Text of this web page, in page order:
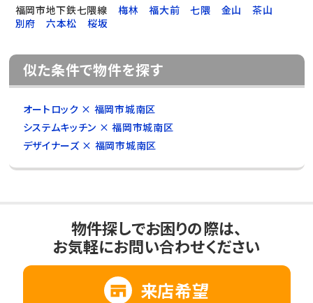
福岡市地下鉄七隈線
梅林 福大前 七隈 金山
茶山
別府
六本松 桜坂
似た条件で物件を探す
オートロック × 福岡市城南区
システムキッチン × 福岡市城南区
デザイナーズ × 福岡市城南区
物件探しでお困りの際は、
お気軽にお問い合わせください
来店希望